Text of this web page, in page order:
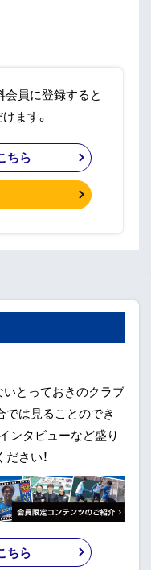
会員に登録すると
ます。
ちら
いとっておきのクラブ
では見ることのでき
ンタビューなど盛り
さい！
ちら